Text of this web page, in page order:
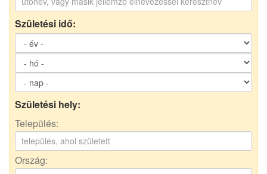
Születési idő:
Születési hely:
Település:
Ország: